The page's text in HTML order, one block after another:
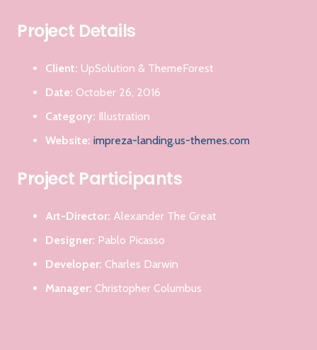
Project Details
Client: UpSolution & ThemeForest
Date: October 26, 2016
Category: Illustration
Website: impreza-landing.us-themes.com
Project Participants
Art-Director: Alexander The Great
Designer: Pablo Picasso
Developer: Charles Darwin
Manager: Christopher Columbus